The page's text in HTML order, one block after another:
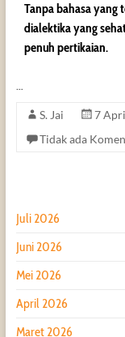
Tanpa bahasa yang
dialektika yang
penuh pertikaian.
…
S. Jai 7
Tidak ada
Juli 2026
Juni 2026
Mei 2026
April 2026
Maret 2026